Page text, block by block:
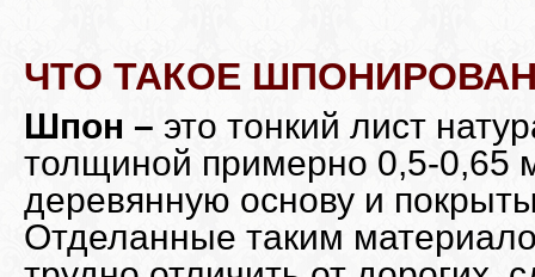
ЧТО ТАКОЕ
Шпон – это тонкий лист
толщиной примерно 0,5-0,65
деревянную основу и
Отделанные таким